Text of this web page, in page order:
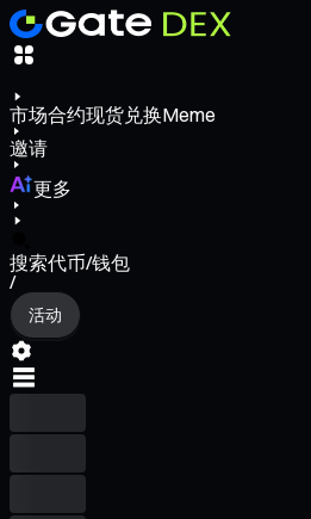
市场合约现货兑换Meme
邀请
更多
搜索代币/钱包
/
活动